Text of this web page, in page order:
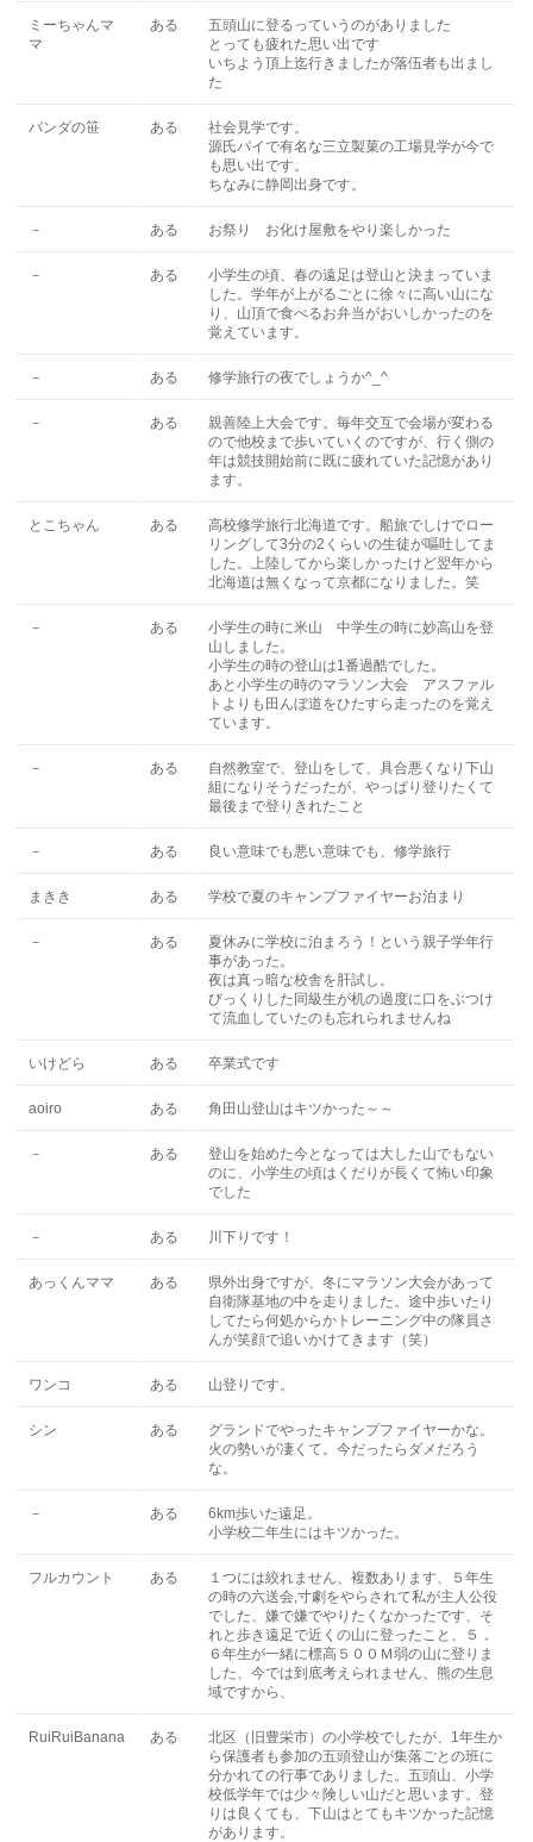
ミーちゃんマ
マ
ある
五頭山に登るっていうのがありました
とっても疲れた思い出です
いちよう頂上迄行きましたが落伍者も出まし
た
パンダの笹 ある
社会見学です。
源氏パイで有名な三立製菓の工場見学が今で
も思い出です。
ちなみに静岡出身です。
－ ある お祭り お化け屋敷をやり楽しかった
－ ある
小学生の頃、春の遠足は登山と決まっていま
した。学年が上がるごとに徐々に高い山にな
り、山頂で食べるお弁当がおいしかったのを
覚えています。
－ ある 修学旅行の夜でしょうか^_^
－ ある
親善陸上大会です。毎年交互で会場が変わる
ので他校まで歩いていくのですが、行く側の
年は競技開始前に既に疲れていた記憶があり
ます。
とこちゃん ある
高校修学旅行北海道です。船旅でしけでロー
リングして3分の2くらいの生徒が嘔吐してま
した。上陸してから楽しかったけど翌年から
北海道は無くなって京都になりました。笑
－ ある
小学生の時に米山 中学生の時に妙高山を登
山しました。
小学生の時の登山は1番過酷でした。
あと小学生の時のマラソン大会 アスファル
トよりも田んぼ道をひたすら走ったのを覚え
ています。
－ ある
自然教室で、登山をして、具合悪くなり下山
組になりそうだったが、やっぱり登りたくて
最後まで登りきれたこと
－ ある 良い意味でも悪い意味でも、修学旅行
まきき ある 学校で夏のキャンプファイヤーお泊まり
－ ある
夏休みに学校に泊まろう！という親子学年行
事があった。
夜は真っ暗な校舎を肝試し。
びっくりした同級生が机の過度に口をぶつけ
て流血していたのも忘れられませんね
いけどら ある 卒業式です
aoiro ある 角田山登山はキツかった～～
－ ある
登山を始めた今となっては大した山でもない
のに、小学生の頃はくだりが長くて怖い印象
でした
－ ある 川下りです！
あっくんママ ある
県外出身ですが、冬にマラソン大会があって
自衛隊基地の中を走りました。途中歩いたり
してたら何処からかトレーニング中の隊員さ
んが笑顔で追いかけてきます（笑）
ワンコ ある 山登りです。
シン ある
グランドでやったキャンプファイヤーかな。
火の勢いが凄くて。今だったらダメだろう
な。
－ ある
6km歩いた遠足。
小学校二年生にはキツかった。
フルカウント ある
１つには絞れません、複数あります、５年生
の時の六送会,寸劇をやらされて私が主人公役
でした、嫌で嫌でやりたくなかったです、そ
れと歩き遠足で近くの山に登ったこと、５，
６年生が一緒に標高５００Ｍ弱の山に登りま
した、今では到底考えられません、熊の生息
域ですから、
RuiRuiBanana ある
北区（旧豊栄市）の小学校でしたが、1年生か
ら保護者も参加の五頭登山が集落ごとの班に
分かれての行事でありました。五頭山、小学
校低学年では少々険しい山だと思います。登
りは良くても、下山はとてもキツかった記憶
があります。